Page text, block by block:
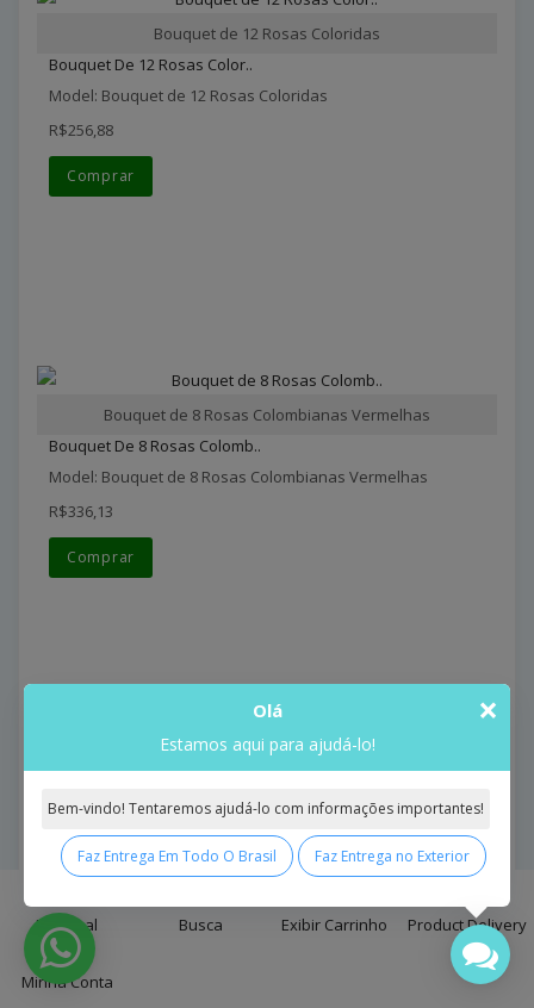
Principal Busca Exibir Carrinho Product Delivery
Minha Conta
Bouquet de 12 Rosas Coloridas
Bouquet De 12 Rosas Color..
Model: Bouquet de 12 Rosas Coloridas
R$256,88
Comprar
Bouquet de 8 Rosas Colombianas Vermelhas
Bouquet De 8 Rosas Colomb..
Model: Bouquet de 8 Rosas Colombianas Vermelhas
R$336,13
Comprar
Model: Bouquet de Flores Amor dos Sonhos
Comprar
×
Olá
Estamos aqui para ajudá-lo!
Bem-vindo! Tentaremos ajudá-lo com informações importantes!
Faz Entrega Em Todo O Brasil Faz Entrega no Exterior